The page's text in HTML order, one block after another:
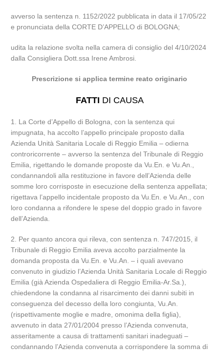
avverso la sentenza n. 1152/2022 pubblicata in data il 17/05/22
e pronunciata della CORTE D’APPELLO di BOLOGNA;
udita la relazione svolta nella camera di consiglio del 4/10/2024
dalla Consigliera Dott.ssa Irene Ambrosi.
Prescrizione si applica termine reato originario
FATTI DI CAUSA
1. La Corte d’Appello di Bologna, con la sentenza qui
impugnata, ha accolto l’appello principale proposto dalla
Azienda Unità Sanitaria Locale di Reggio Emilia – odierna
controricorrente – avverso la sentenza del Tribunale di Reggio
Emilia, rigettando le domande proposte da Vu.En. e Vu.An.,
condannandoli alla restituzione in favore dell’Azienda delle
somme loro corrisposte in esecuzione della sentenza appellata;
rigettava l’appello incidentale proposto da Vu.En. e Vu.An., con
loro condanna a rifondere le spese del doppio grado in favore
dell’Azienda.
2. Per quanto ancora qui rileva, con sentenza n. 747/2015, il
Tribunale di Reggio Emilia aveva accolto parzialmente la
domanda proposta da Vu.En. e Vu.An. – i quali avevano
convenuto in giudizio l’Azienda Unità Sanitaria Locale di Reggio
Emilia (già Azienda Ospedaliera di Reggio Emilia-Ar.Sa.),
chiedendone la condanna al risarcimento dei danni subiti in
conseguenza del decesso della loro congiunta, Vu.An.
(rispettivamente moglie e madre, omonima della figlia),
avvenuto in data 27/01/2004 presso l’Azienda convenuta,
asseritamente a causa di trattamenti sanitari inadeguati –
condannando l’Azienda convenuta a corrispondere la somma di